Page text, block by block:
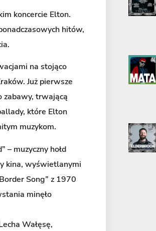
koncercie Elton.
hitów,
na stojąco
Już pierwsze
zabawy, trwającą
które Elton
muzykom.
– muzyczny hołd
kina, wyświetlanymi
Song” z 1970
minęło
Wałęsę,